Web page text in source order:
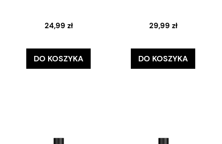
24,99 zł
DO KOSZYKA
29,99 zł
DO KOSZYKA